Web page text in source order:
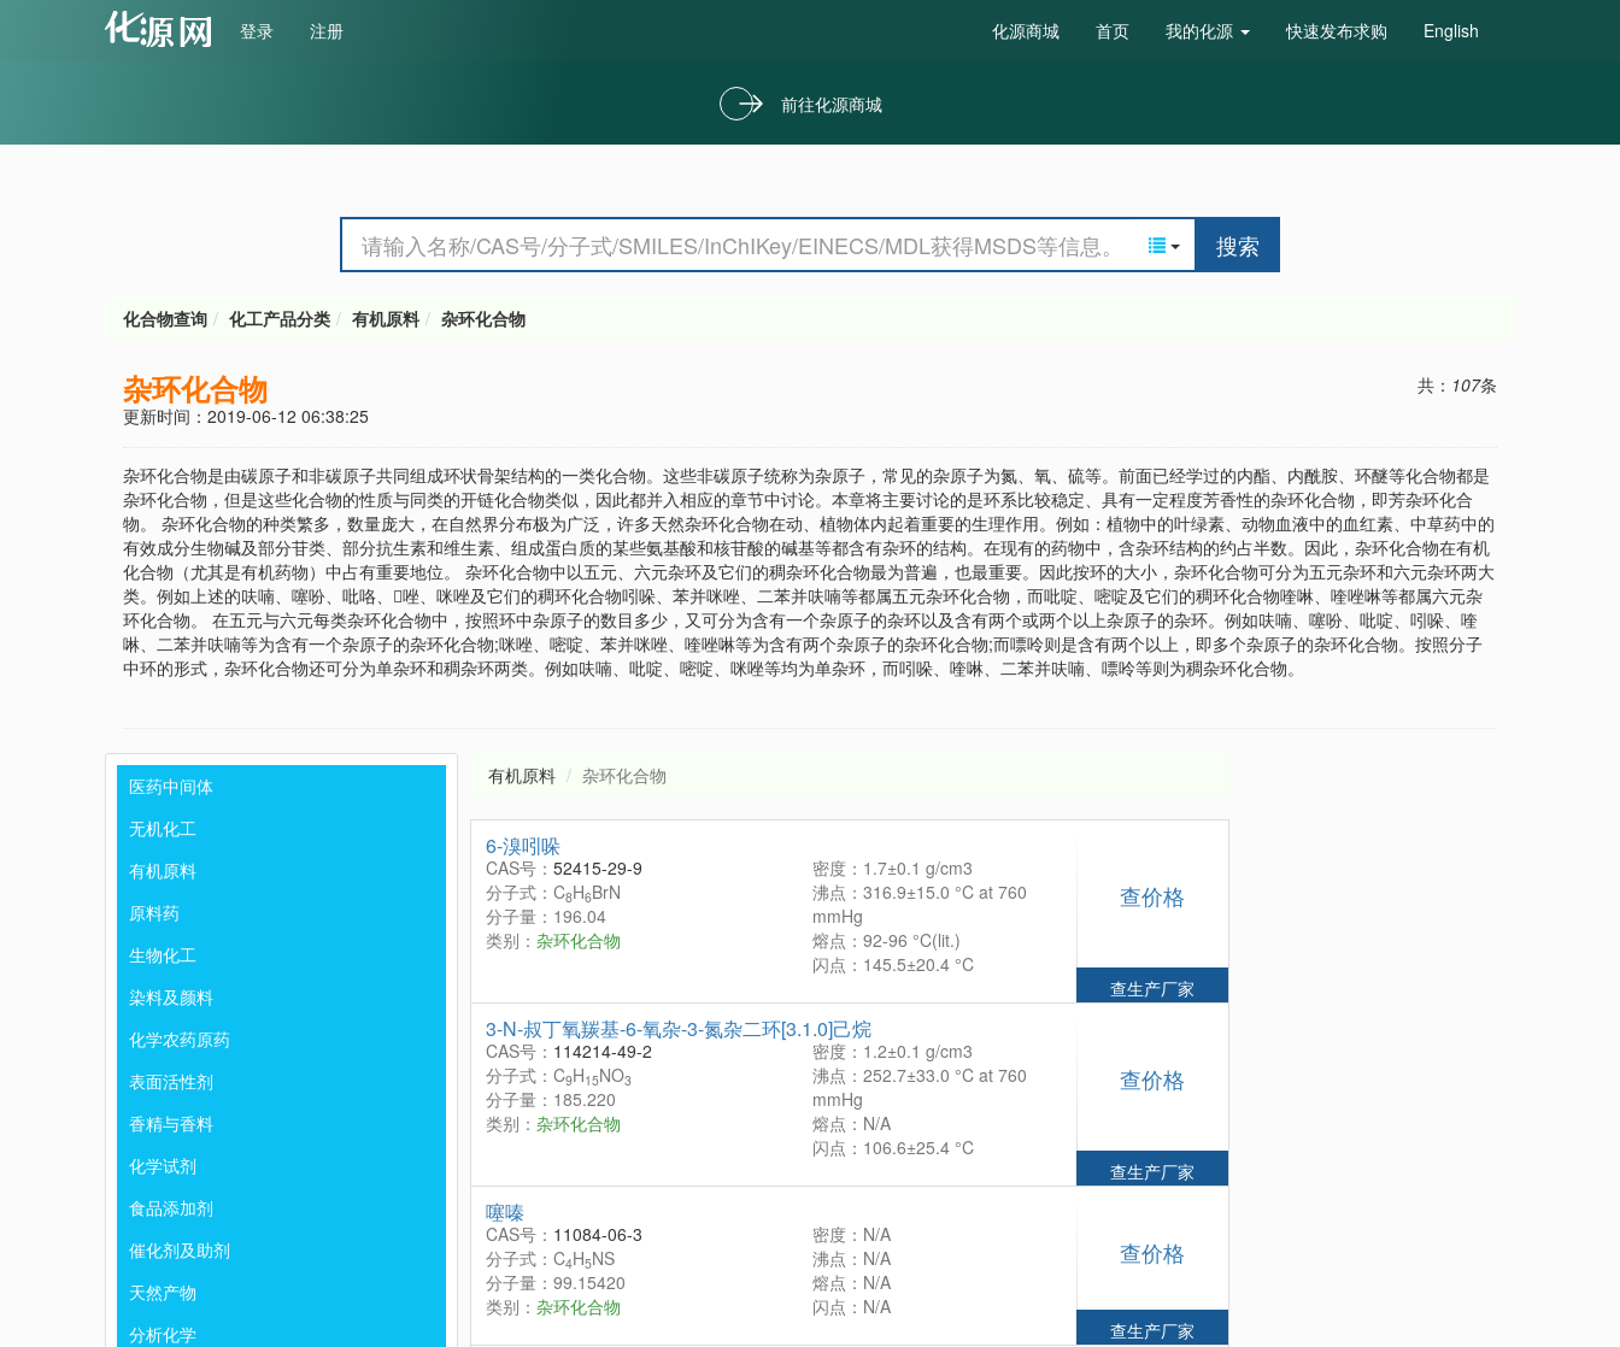
登录 注册 化源商城 首页 我的化源 快速发布求购 English
前往化源商城
搜索
化合物查询 化工产品分类 有机原料 杂环化合物
杂环化合物 共： 107条
更新时间：2019-06-12 06:38:25
杂环化合物是由碳原子和非碳原子共同组成环状骨架结构的一类化合物。这些非碳原子统称为杂原子，常见的杂原子为氮、氧、硫等。前面已经学过的内酯、内酰胺、环醚等化合物都是
杂环化合物，但是这些化合物的性质与同类的开链化合物类似，因此都并入相应的章节中讨论。本章将主要讨论的是环系比较稳定、具有一定程度芳香性的杂环化合物，即芳杂环化合
物。 杂环化合物的种类繁多，数量庞大，在自然界分布极为广泛，许多天然杂环化合物在动、植物体内起着重要的生理作用。例如：植物中的叶绿素、动物血液中的血红素、中草药中的
有效成分生物碱及部分苷类、部分抗生素和维生素、组成蛋白质的某些氨基酸和核苷酸的碱基等都含有杂环的结构。在现有的药物中，含杂环结构的约占半数。因此，杂环化合物在有机
化合物（尤其是有机药物）中占有重要地位。 杂环化合物中以五元、六元杂环及它们的稠杂环化合物最为普遍，也最重要。因此按环的大小，杂环化合物可分为五元杂环和六元杂环两大
类。例如上述的呋喃、噻吩、吡咯、唑、咪唑及它们的稠环化合物吲哚、苯并咪唑、二苯并呋喃等都属五元杂环化合物，而吡啶、嘧啶及它们的稠环化合物喹啉、喹唑啉等都属六元杂
环化合物。 在五元与六元每类杂环化合物中，按照环中杂原子的数目多少，又可分为含有一个杂原子的杂环以及含有两个或两个以上杂原子的杂环。例如呋喃、噻吩、吡啶、吲哚、喹
啉、二苯并呋喃等为含有一个杂原子的杂环化合物;咪唑、嘧啶、苯并咪唑、喹唑啉等为含有两个杂原子的杂环化合物;而嘌呤则是含有两个以上，即多个杂原子的杂环化合物。按照分子
中环的形式，杂环化合物还可分为单杂环和稠杂环两类。例如呋喃、吡啶、嘧啶、咪唑等均为单杂环，而吲哚、喹啉、二苯并呋喃、嘌呤等则为稠杂环化合物。
医药中间体
无机化工
有机原料
原料药
生物化工
染料及颜料
化学农药原药
表面活性剂
香精与香料
化学试剂
食品添加剂
催化剂及助剂
天然产物
分析化学
有机原料 杂环化合物
6-溴吲哚
CAS号： 52415-29-9
分子式：C8H6BrN
分子量：196.04
类别： 杂环化合物
密度：1.7±0.1 g/cm3
沸点：316.9±15.0 °C at 760
mmHg
熔点：92-96 °C(lit.)
闪点：145.5±20.4 °C
查价格
查生产厂家
3-N-叔丁氧羰基-6-氧杂-3-氮杂二环[3.1.0]己烷
CAS号： 114214-49-2
分子式：C9H15NO3
分子量：185.220
类别： 杂环化合物
密度：1.2±0.1 g/cm3
沸点：252.7±33.0 °C at 760
mmHg
熔点：N/A
闪点：106.6±25.4 °C
查价格
查生产厂家
噻嗪
CAS号： 11084-06-3
分子式：C4H5NS
分子量：99.15420
类别： 杂环化合物
密度：N/A
沸点：N/A
熔点：N/A
闪点：N/A
查价格
查生产厂家